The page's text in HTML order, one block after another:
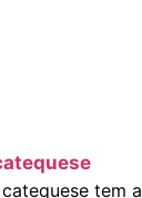
tem a